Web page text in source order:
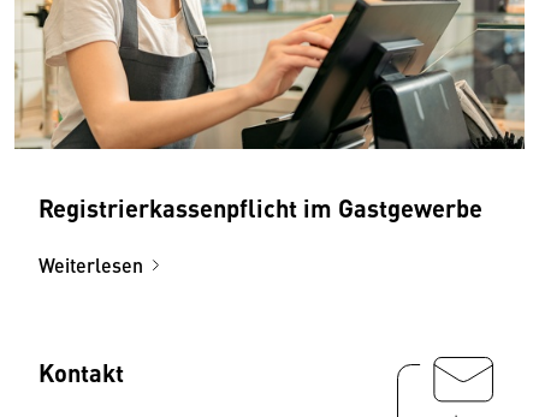
Registrierkassenpflicht im Gastgewerbe
Weiterlesen
Kontakt